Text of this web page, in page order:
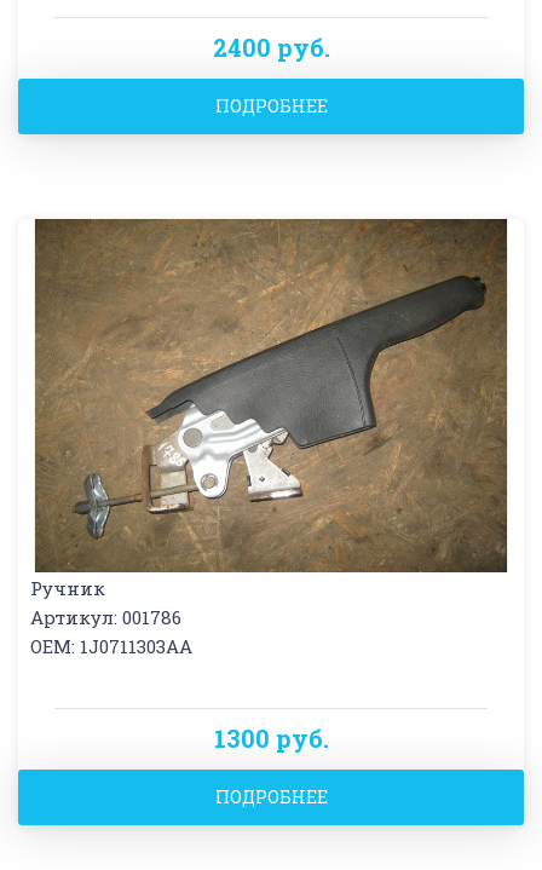
2400 руб.
ПОДРОБНЕЕ
Ручник
Артикул: 001786
OEM: 1J0711303AA
1300 руб.
ПОДРОБНЕЕ